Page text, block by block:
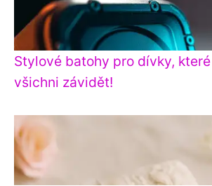
Stylové batohy pro dívky,
všichni závidět!